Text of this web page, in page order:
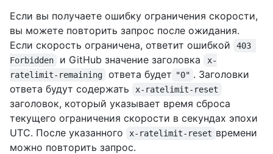
Если вы получаете ошибку ограничения скорости,
вы можете повторить запрос после ожидания.
Если скорость ограничена, ответит ошибкой
403
Forbidden
и GitHub значение заголовка
x-
ratelimit-remaining
ответа будет "0" . Заголовки
ответа будут содержать
x-ratelimit-reset
заголовок, который указывает время сброса
текущего ограничения скорости в секундах эпохи
UTC. После указанного
x-ratelimit-reset времени
можно повторить запрос.